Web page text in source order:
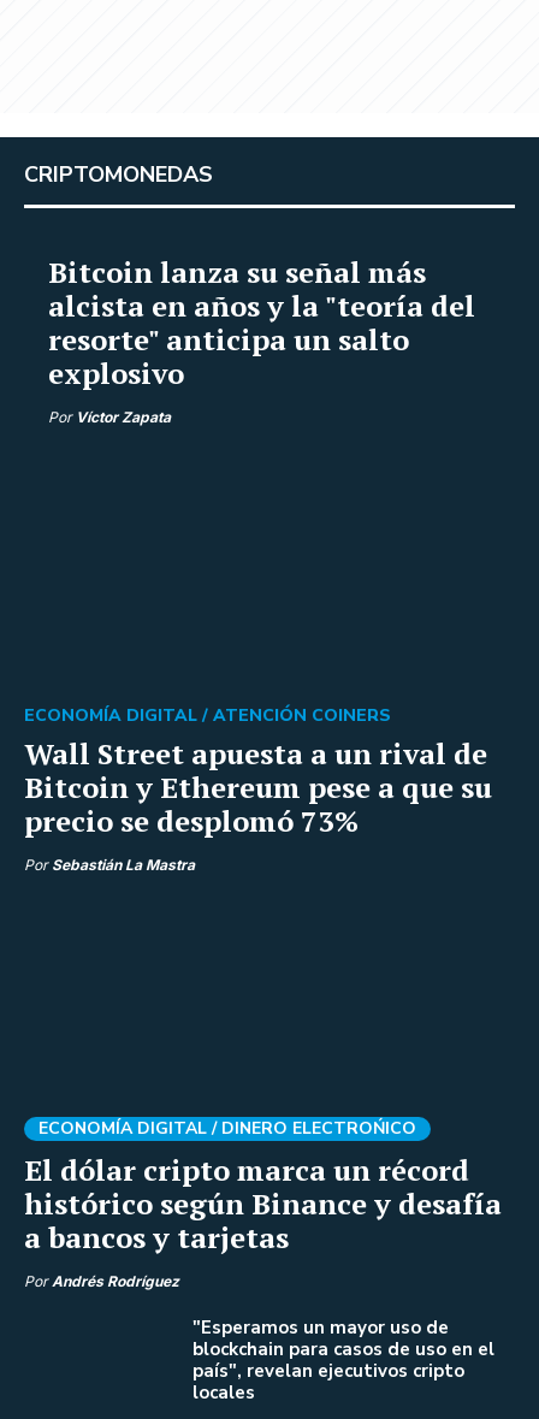
CRIPTOMONEDAS
Bitcoin lanza su señal más
alcista en años y la "teoría del
resorte" anticipa un salto
explosivo
Por Víctor Zapata
Wall Street apuesta a un rival de
Bitcoin y Ethereum pese a que su
precio se desplomó 73%
ECONOMÍA DIGITAL / ATENCIÓN COINERS
Por Sebastián La Mastra
El dólar cripto marca un récord
histórico según Binance y desafía
a bancos y tarjetas
ECONOMÍA DIGITAL / DINERO ELECTROŃICO
PorAndrés Rodríguez
"Esperamos un mayor uso de
blockchain para casos de uso en el
país", revelan ejecutivos cripto
locales